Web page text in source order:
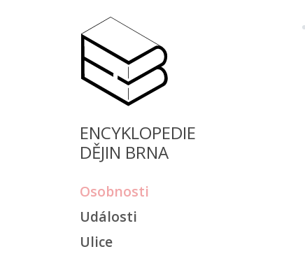
ENCYKLOPEDIE
DĚJIN BRNA
Osobnosti
Události
Ulice